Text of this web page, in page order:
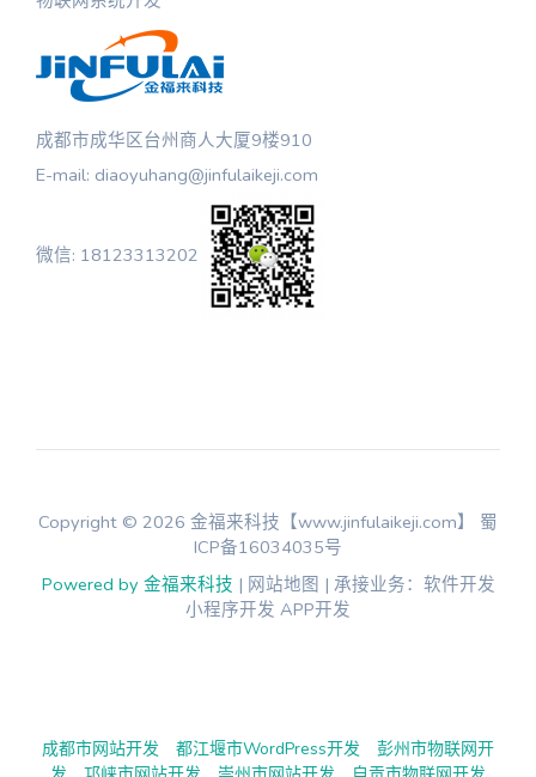
成都市成华区台州商人大厦9楼910
E-mail: diaoyuhang@jinfulaikeji.com
微信: 18123313202
Copyright © 2026 金福来科技【www.jinfulaikeji.com】 蜀
ICP备16034035号
Powered by 金福来科技 | 网站地图 | 承接业务：软件开发
小程序开发 APP开发
成都市网站开发 都江堰市WordPress开发
彭州市物联网开